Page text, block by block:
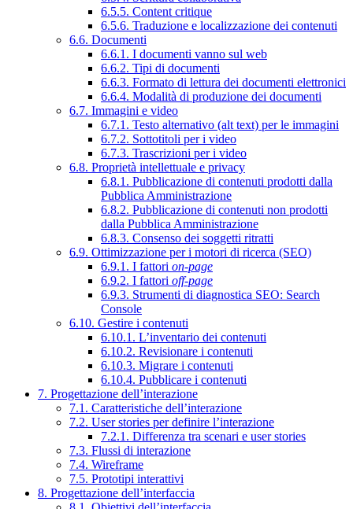
6.5.5. Content critique
6.5.6. Traduzione e localizzazione dei contenuti
6.6. Documenti
6.6.1. I documenti vanno sul web
6.6.2. Tipi di documenti
6.6.3. Formato di lettura dei documenti elettronici
6.6.4. Modalità di produzione dei documenti
6.7. Immagini e video
6.7.1. Testo alternativo (alt text) per le immagini
6.7.2. Sottotitoli per i video
6.7.3. Trascrizioni per i video
6.8. Proprietà intellettuale e privacy
6.8.1. Pubblicazione di contenuti prodotti dalla
Pubblica Amministrazione
6.8.2. Pubblicazione di contenuti non prodotti
dalla Pubblica Amministrazione
6.8.3. Consenso dei soggetti ritratti
6.9. Ottimizzazione per i motori di ricerca (SEO)
6.9.1. I fattori on-page
6.9.2. I fattori off-page
6.9.3. Strumenti di diagnostica SEO: Search
Console
6.10. Gestire i contenuti
6.10.1. L’inventario dei contenuti
6.10.2. Revisionare i contenuti
6.10.3. Migrare i contenuti
6.10.4. Pubblicare i contenuti
7. Progettazione dell’interazione
7.1. Caratteristiche dell’interazione
7.2. User stories per definire l’interazione
7.2.1. Differenza tra scenari e user stories
7.3. Flussi di interazione
7.4. Wireframe
7.5. Prototipi interattivi
8. Progettazione dell’interfaccia